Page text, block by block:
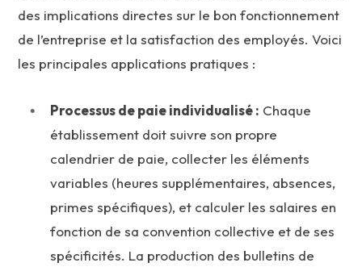
des implications directes sur le bon fonctionnement
de l’entreprise et la satisfaction des employés. Voici
les principales applications pratiques :
Processus de paie individualisé : Chaque
établissement doit suivre son propre
calendrier de paie, collecter les éléments
variables (heures supplémentaires, absences,
primes spécifiques), et calculer les salaires en
fonction de sa convention collective et de ses
spécificités. La production des bulletins de